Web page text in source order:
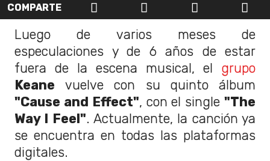
COMPARTE
Luego de varios meses de
especulaciones y de 6 años de estar
fuera de la escena musical, el grupo
Keane vuelve con su quinto álbum
"Cause and Effect", con el single"The
Way I Feel". Actualmente, la canción ya
se encuentra en todas las plataformas
digitales.